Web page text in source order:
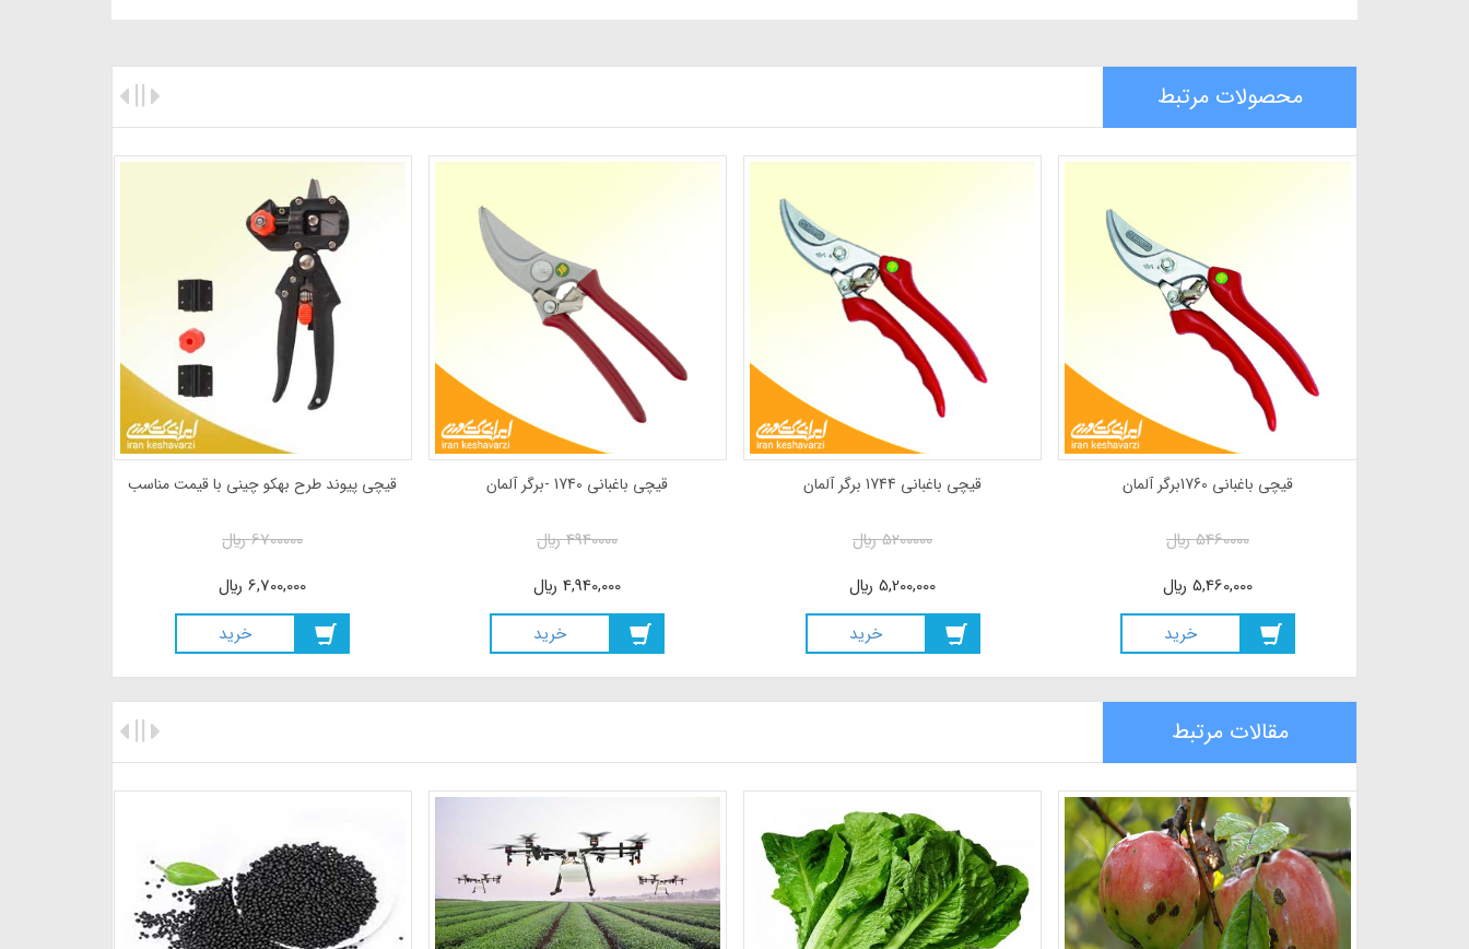
محصولات مرتبط
قیچی پیوند طرح بهکو چینی با قیمت مناسب
6700000ريال
6,700,000ريال
خريد
قیچی باغبانی 1740 -برگر آلمان
4940000ريال
4,940,000ريال
خريد
قیچی باغبانی 1744 برگر آلمان
5200000ريال
5,200,000ريال
خريد
قیچی باغبانی 1760برگر آلمان
5460000ريال
5,460,000 ريال
خريد
مقالات مرتبط